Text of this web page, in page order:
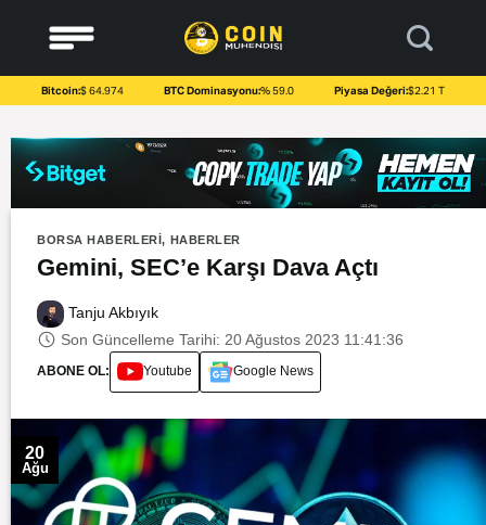
content
Bitcoin:$ 64.974 BTC Dominasyonu:% 59.0 Piyasa Değeri:$2.21 T
BORSA HABERLERI, HABERLER
Gemini, SEC’e Karşı Dava Açtı
Tanju Akbıyık
Son Güncelleme Tarihi: 20 Ağustos 2023 11:41:36
ABONE OL: Youtube Google News
20
Ağu